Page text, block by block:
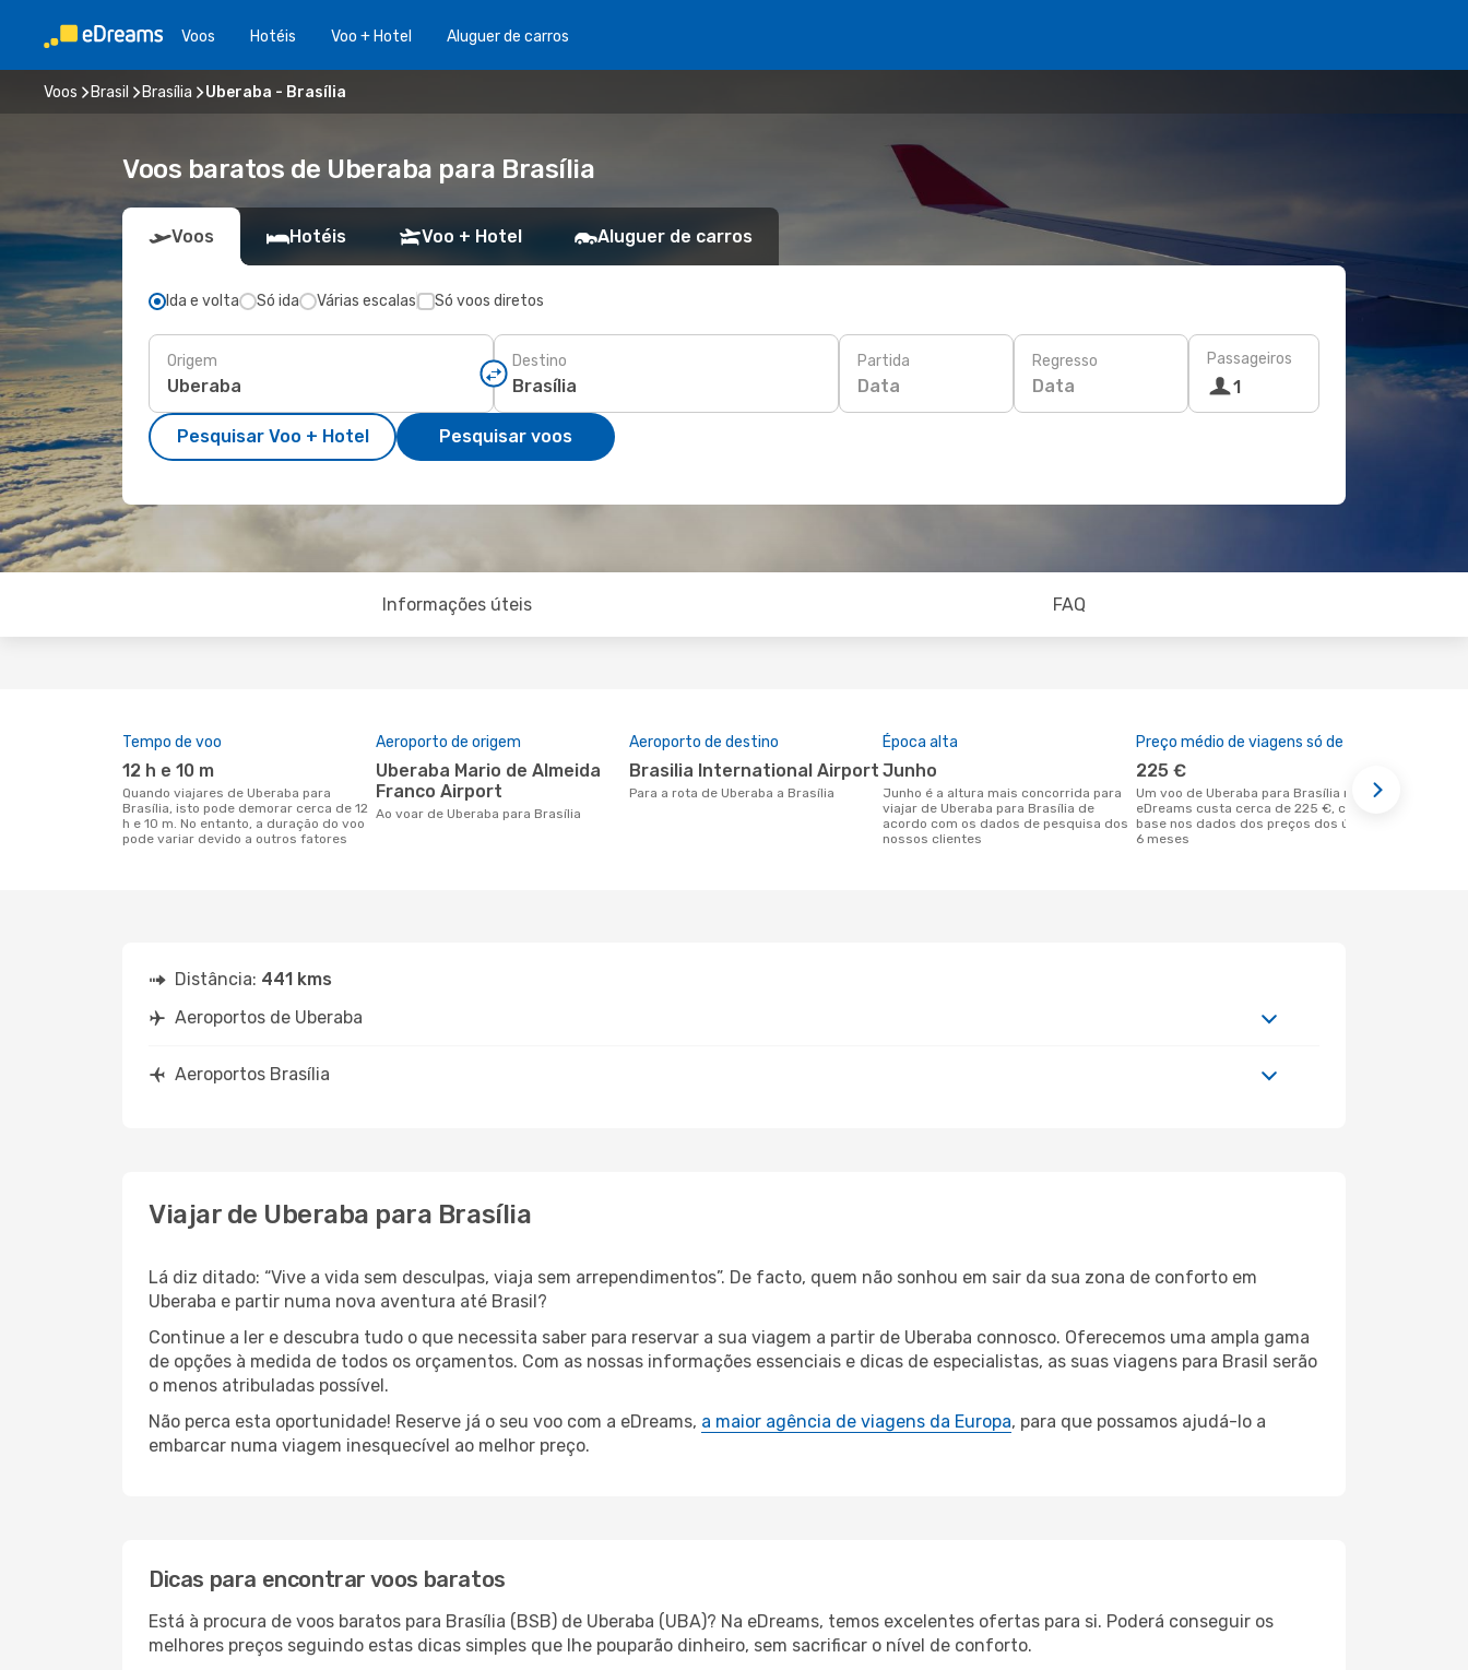
Voos Hotéis Voo + Hotel Aluguer de carros
Voos Brasil Brasília Uberaba - Brasília
Voos baratos de Uberaba para Brasília
Voos Hotéis Voo + Hotel Aluguer de carros
Ida e volta Só ida Várias escalas Só voos diretos
Origem Destino Partida
Data
Regresso
Data
Passageiros
1
Pesquisar Voo + Hotel Pesquisar voos
Informações úteis FAQ
Tempo de voo
12 h e 10 m
Quando viajares de Uberaba para
Brasília, isto pode demorar cerca de 12
h e 10 m. No entanto, a duração do voo
pode variar devido a outros fatores
Aeroporto de origem
Uberaba Mario de Almeida
Franco Airport
Ao voar de Uberaba para Brasília
Aeroporto de destino
Brasilia International Airport
Para a rota de Uberaba a Brasília
Época alta
junho
junho é a altura mais concorrida para
viajar de Uberaba para Brasília de
acordo com os dados de pesquisa dos
nossos clientes
Preço médio de viagens só de ida
225 €
Um voo de Uberaba para Brasília na
eDreams custa cerca de 225 €, com
base nos dados dos preços dos últimos
6 meses
Distância: 441 kms
Aeroportos de Uberaba
Aeroportos Brasília
Viajar de Uberaba para Brasília
Lá diz ditado: “Vive a vida sem desculpas, viaja sem arrependimentos”. De facto, quem não sonhou em sair da sua zona de conforto em
Uberaba e partir numa nova aventura até Brasil?
Continue a ler e descubra tudo o que necessita saber para reservar a sua viagem a partir de Uberaba connosco. Oferecemos uma ampla gama
de opções à medida de todos os orçamentos. Com as nossas informações essenciais e dicas de especialistas, as suas viagens para Brasil serão
o menos atribuladas possível.
Não perca esta oportunidade! Reserve já o seu voo com a eDreams, a maior agência de viagens da Europa, para que possamos ajudá-lo a
embarcar numa viagem inesquecível ao melhor preço.
Dicas para encontrar voos baratos
Está à procura de voos baratos para Brasília (BSB) de Uberaba (UBA)? Na eDreams, temos excelentes ofertas para si. Poderá conseguir os
melhores preços seguindo estas dicas simples que lhe pouparão dinheiro, sem sacrificar o nível de conforto.